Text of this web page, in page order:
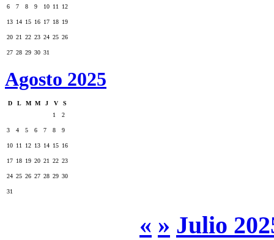
6 7 8 9 10 11 12
13 14 15 16 17 18 19
20 21 22 23 24 25 26
27 28 29 30 31
Agosto 2025
D L M M J V
S
1
2
3 4 5 6 7 8 9
10 11 12 13 14 15 16
17 18 19 20 21 22 23
24 25 26 27 28 29 30
31
« » Julio